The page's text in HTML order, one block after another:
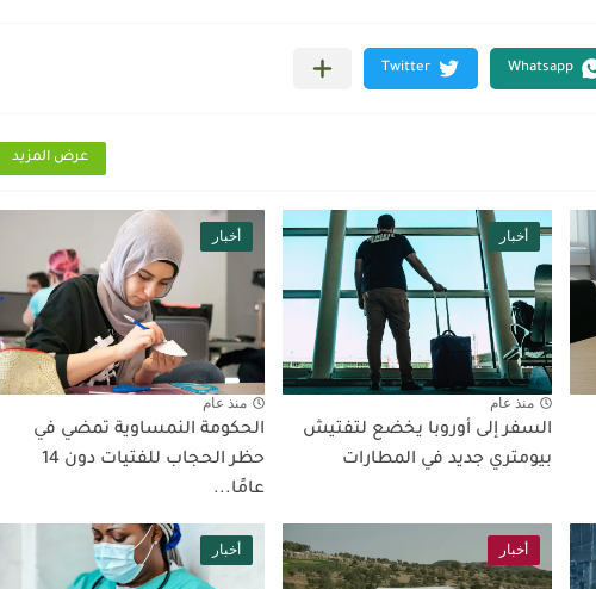
عرض المزيد
أخبار
منذ عام
السفر إلى أوروبا يخضع لتفتيش
بيومتري جديد في المطارات
أخبار
منذ عام
الحكومة النمساوية تمضي في
حظر الحجاب للفتيات دون 14
عامًا...
أخبار أخبار